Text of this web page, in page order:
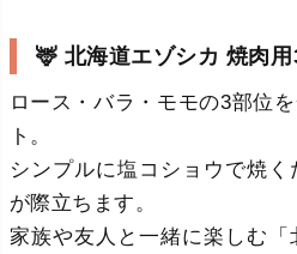
🦌 北海道エゾシカ 焼肉用
ロース・バラ・モモの3部位
ト。
シンプルに塩コショウで焼
が際立ちます。
家族や友人と一緒に楽しむ